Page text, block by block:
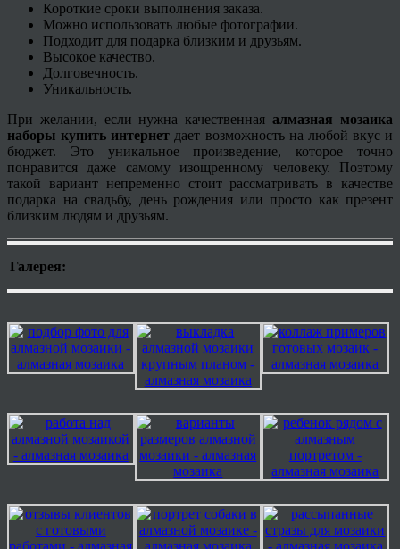
Короткие сроки выполнения заказа.
Можно использовать любые фотографии.
Подходит для подарка близким и друзьям.
Высокое качество.
Долговечность.
Уникальность.
При желании, если нужна качественнаяалмазная мозаика
наборы купить интернет дает возможность на любой вкус и
бюджет. Это уникальное произведение, которое точно
понравится даже самому изощренному человеку. Поэтому
такой вариант непременно стоит рассматривать в качестве
подарка на свадьбу, день рождения или просто как презент
близким людям и друзьям.
Галерея: